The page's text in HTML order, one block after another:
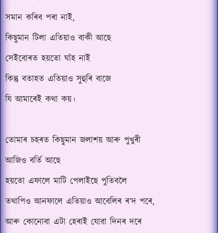
সমান কৰিব পৰা নাই,
কিছুমান টিলা এতিয়াও বাকী আছে
সেইবোৰত হয়তো ঘাঁহ নাই
কিন্তু বতাহত এতিয়াও সুহুৰি বাজে
যি আমাৰেই কথা কয়।
তোমাৰ চহৰত কিছুমান জলাশয় আৰু পুখুৰী
আজিও বৰ্তি আছে
হয়তো এফালে মাটি পেলাইছে পুতিবলৈ
তথাপিও আনফালে এতিয়াও আবেলিৰ ৰ’দ পৰে,
আৰু কোনোবা এটা হেৰাই যোৱা দিনৰ দৰে